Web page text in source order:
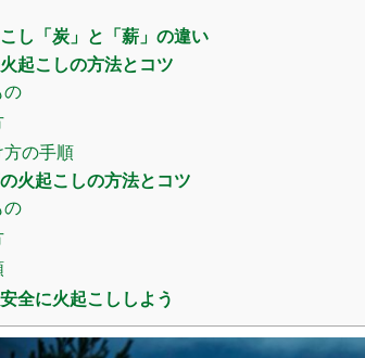
し「炭」と「薪」の違い
起こしの方法とコツ
の
方の手順
火起こしの方法とコツ
の
全に火起こししよう